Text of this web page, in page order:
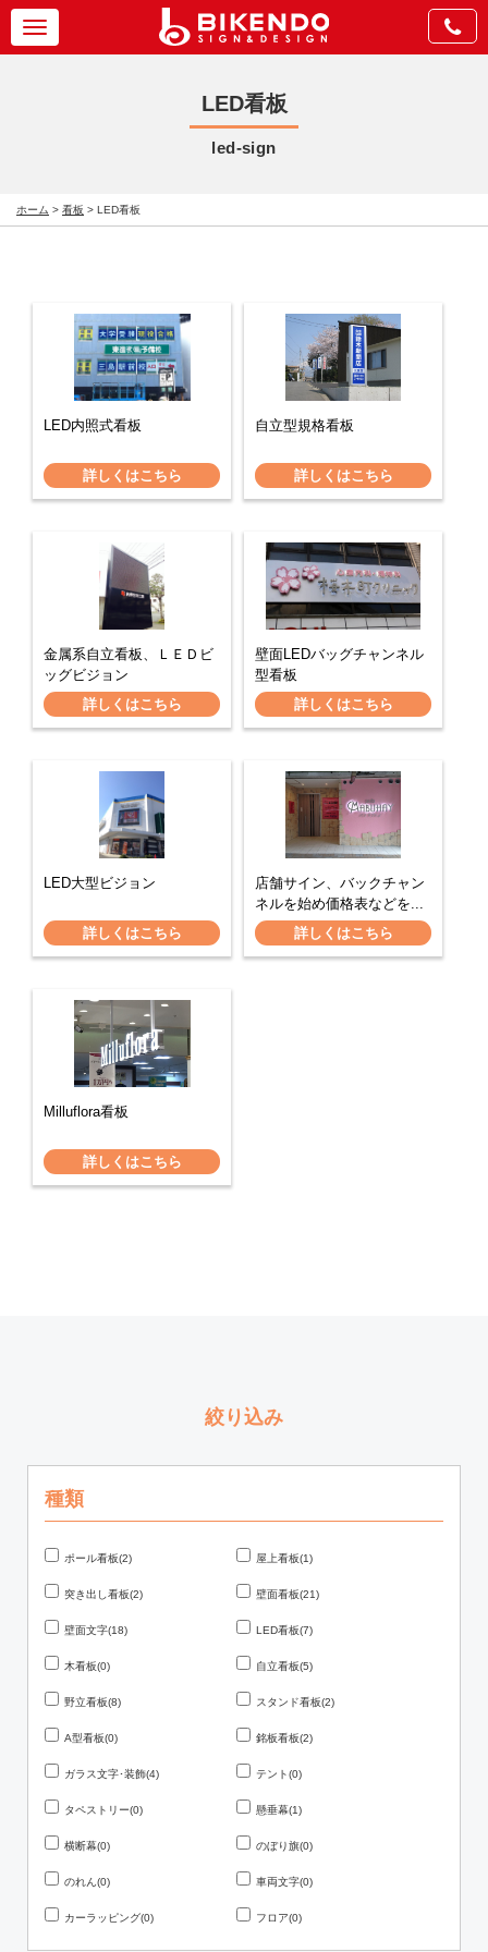
Toggle
navigation
LED看板
led-sign
ホーム > 看板 > LED看板
LED内照式看板
詳しくはこちら
自立型規格看板
詳しくはこちら
金属系自立看板、ＬＥＤビ
ッグビジョン
詳しくはこちら
壁面LEDバッグチャンネル
型看板
詳しくはこちら
LED大型ビジョン
詳しくはこちら
店舗サイン、バックチャン
ネルを始め価格表などを...
詳しくはこちら
Milluflora看板
詳しくはこちら
絞り込み
種類
ポール看板(2) 屋上看板(1)
突き出し看板(2) 壁面看板(21)
壁面文字(18) LED看板(7)
木看板(0) 自立看板(5)
野立看板(8) スタンド看板(2)
A型看板(0) 銘板看板(2)
ガラス文字･装飾(4) テント(0)
タペストリー(0) 懸垂幕(1)
横断幕(0) のぼり旗(0)
のれん(0) 車両文字(0)
カーラッピング(0) フロア(0)